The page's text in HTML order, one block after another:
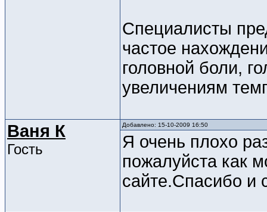
Специалисты
частое
головной боли,
увеличениям
Ваня К
Гость
Добавлено: 15-10-2009 16:50
Я очень плохо
пожалуйста как
сайте.Спасибо и